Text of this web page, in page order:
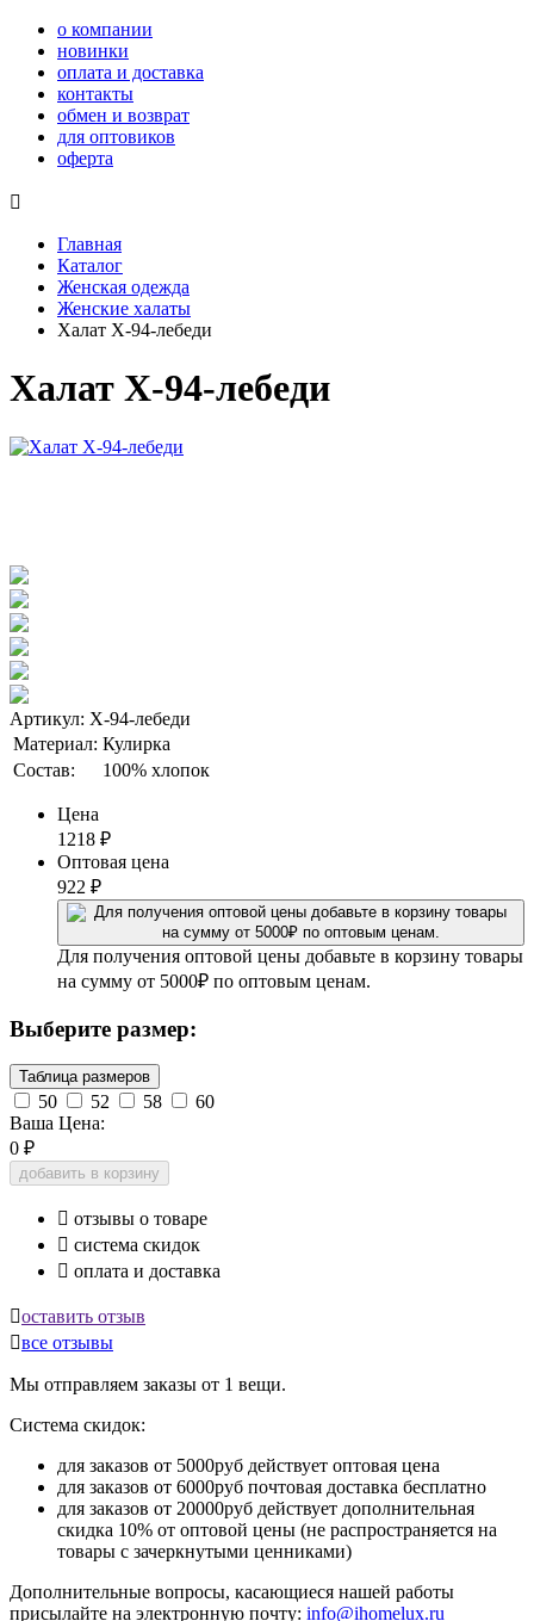
о компании
новинки
оплата и доставка
контакты
обмен и возврат
для оптовиков
оферта

Главная
Каталог
Женская одежда
Женские халаты
Халат Х-94-лебеди
Халат Х-94-лебеди
Артикул: Х-94-лебеди
Материал: Кулирка
Состав:
100% хлопок
Цена
1218 ₽
Оптовая цена
922 ₽
Для получения оптовой цены добавьте в корзину товары
на сумму от 5000₽ по оптовым ценам.
Выберите размер:
Таблица размеров
50 52 58
60
Ваша Цена:
0 ₽
добавить в корзину
 отзывы о товаре
 система скидок
 оплата и доставка
оставить отзыв
все отзывы
Мы отправляем заказы от 1 вещи.
Система скидок:
для заказов от 5000руб действует оптовая цена
для заказов от 6000руб почтовая доставка бесплатно
для заказов от 20000руб действует дополнительная
скидка 10% от оптовой цены (не распространяется на
товары с зачеркнутыми ценниками)
Дополнительные вопросы, касающиеся нашей работы
присылайте на электронную почту: info@ihomelux.ru